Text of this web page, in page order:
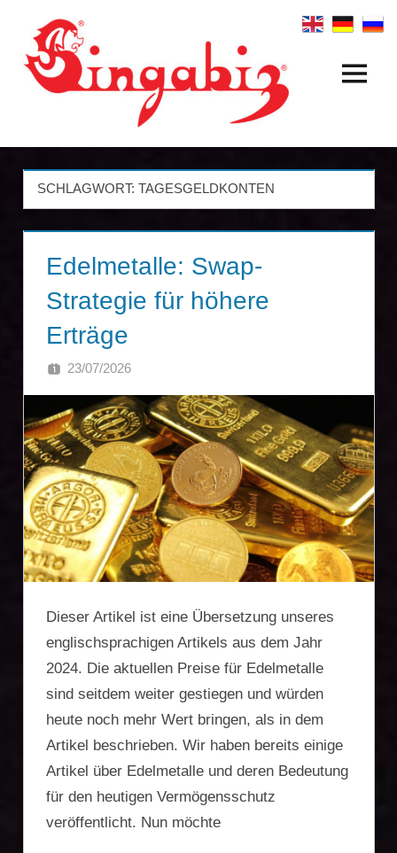
Inhalt
springen
Internationale
Firmengründungen
&
Holdingstrukturen
|
Singabiz®
International
Incorporation
Firmengründung,
Vermögensschutz,
Zweitwohnsitz,
Reiseoptimierung
Menü
SCHLAGWORT: TAGESGELDKONTEN
Edelmetalle: Swap-
Strategie für höhere
Erträge
23/07/2026
Dieser Artikel ist eine Übersetzung unseres
englischsprachigen Artikels aus dem Jahr
2024. Die aktuellen Preise für Edelmetalle
sind seitdem weiter gestiegen und würden
heute noch mehr Wert bringen, als in dem
Artikel beschrieben. Wir haben bereits einige
Artikel über Edelmetalle und deren Bedeutung
für den heutigen Vermögensschutz
veröffentlicht. Nun möchte